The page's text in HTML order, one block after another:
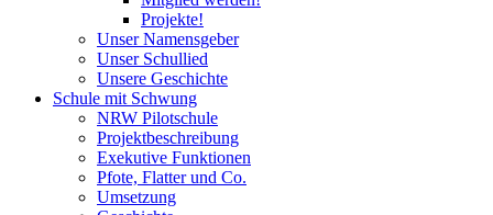
Projekte!
Unser Namensgeber
Unser Schullied
Unsere Geschichte
Schule mit Schwung
NRW Pilotschule
Projektbeschreibung
Exekutive Funktionen
Pfote, Flatter und Co.
Umsetzung